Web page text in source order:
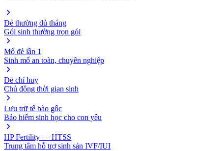
Đẻ thường đủ tháng
Gói sinh thường trọn gói
Mổ đẻ lần 1
Sinh mổ an toàn, chuyên nghiệp
Đẻ chỉ huy
Chủ động thời gian sinh
Lưu trữ tế bào gốc
Bảo hiểm sinh học cho con yêu
HP Fertility — HTSS
Trung tâm hỗ trợ sinh sản IVF/IUI